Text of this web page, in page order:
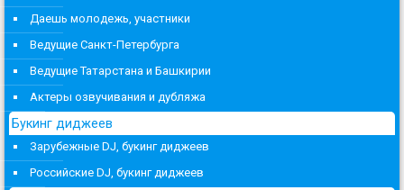
Даешь молодежь, участники
Ведущие Санкт-Петербурга
Ведущие Татарстана и Башкирии
Актеры озвучивания и дубляжа
Букинг диджеев
Зарубежные DJ, букинг диджеев
Российские DJ, букинг диджеев